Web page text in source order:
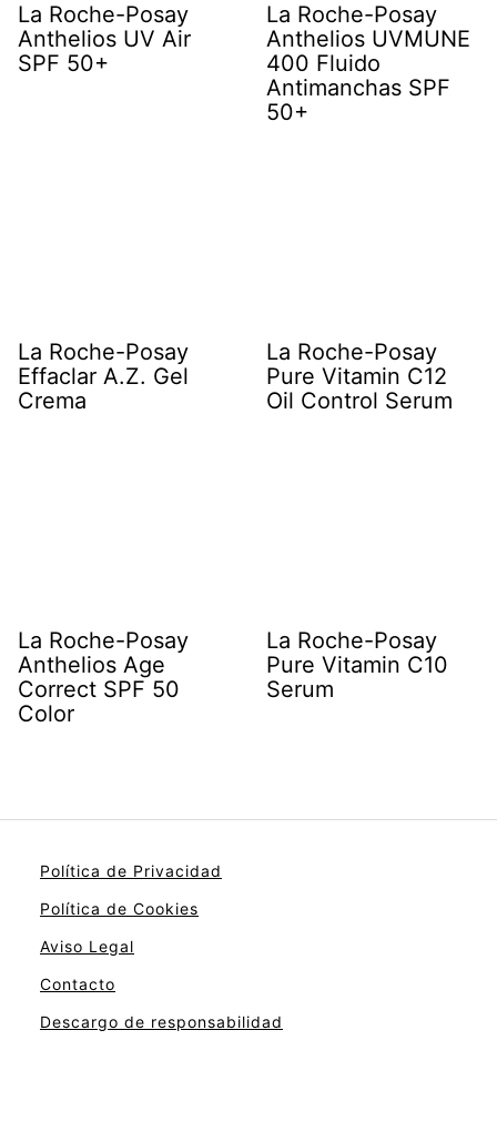
La Roche-Posay
Anthelios UV Air
SPF 50+
La Roche-Posay
Anthelios UVMUNE
400 Fluido
Antimanchas SPF
50+
La Roche-Posay
Effaclar A.Z. Gel
Crema
La Roche-Posay
Pure Vitamin C12
Oil Control Serum
La Roche-Posay
Anthelios Age
Correct SPF 50
Color
La Roche-Posay
Pure Vitamin C10
Serum
Política de Privacidad
Política de Cookies
Aviso Legal
Contacto
Descargo de responsabilidad